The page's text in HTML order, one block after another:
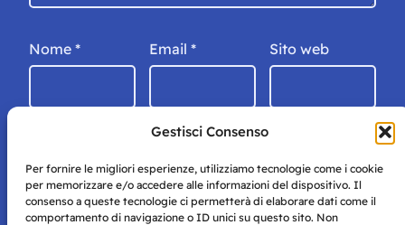
Gestisci Consenso
Per fornire le migliori esperienze, utilizziamo tecnologie come i cookie
per memorizzare e/o accedere alle informazioni del dispositivo. Il
consenso a queste tecnologie ci permetterà di elaborare dati come il
comportamento di navigazione o ID unici su questo sito. Non
Nome * Email * Sito web